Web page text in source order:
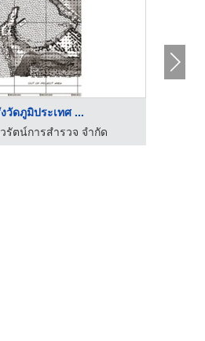
วัดภูมิประเทศ ...
รัตน์การสำรวจ จำกัด